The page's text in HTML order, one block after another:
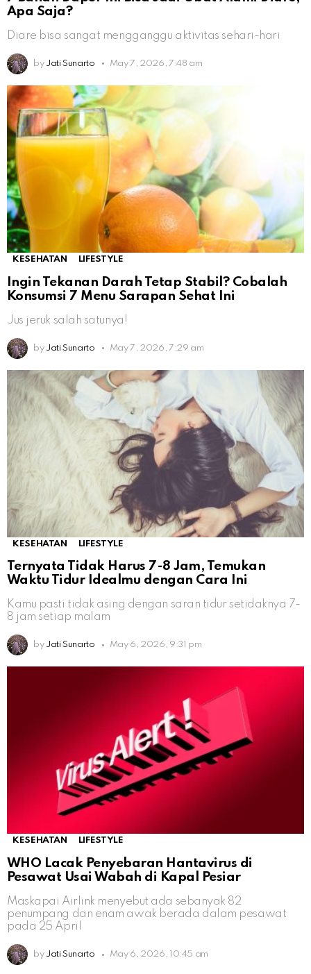
Apa Saja?
Diare bisa sangat mengganggu aktivitas sehari-hari
by Jati Sunarto May 7, 2026, 7:48 am
KESEHATAN LIFESTYLE
Ingin Tekanan Darah Tetap Stabil? Cobalah
Konsumsi 7 Menu Sarapan Sehat Ini
Jus jeruk salah satunya!
by Jati Sunarto May 7, 2026, 7:29 am
KESEHATAN LIFESTYLE
Ternyata Tidak Harus 7-8 Jam, Temukan
Waktu Tidur Idealmu dengan Cara Ini
Kamu pasti tidak asing dengan saran tidur setidaknya 7-
8 jam setiap malam
by Jati Sunarto May 6, 2026, 9:31 pm
KESEHATAN LIFESTYLE
WHO Lacak Penyebaran Hantavirus di
Pesawat Usai Wabah di Kapal Pesiar
Maskapai Airlink menyebut ada sebanyak 82
penumpang dan enam awak berada dalam pesawat
pada 25 April
by Jati Sunarto May 6, 2026, 10:45 am